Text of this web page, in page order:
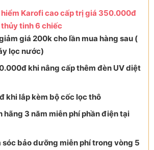
hiểm Karofi cao cấp trị giá 350.000đ
tinh 6 chiếc
giá 200k cho lần mua hàng sau (
lọc nước)
khi nâng cấp thêm đèn UV diệt
khi lắp kèm bộ cốc lọc thô
hãng 3 năm miễn phí phần điện tại
sóc bảo dưỡng miễn phí trong vòng 5